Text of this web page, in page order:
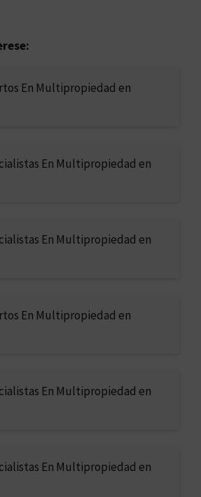
En Multipropiedad en
En Multipropiedad en
En Multipropiedad en
En Multipropiedad en
En Multipropiedad en
En Multipropiedad en